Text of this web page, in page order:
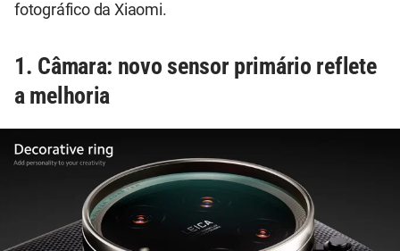
fotográfico da Xiaomi.
1. Câmara: novo sensor primário reflete
a melhoria